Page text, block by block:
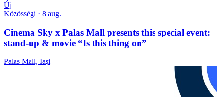
Új
Közösségi · 8 aug.
Cinema Sky x Palas Mall presents this special event:
stand-up & movie “Is this thing on”
Palas Mall, Iaşi